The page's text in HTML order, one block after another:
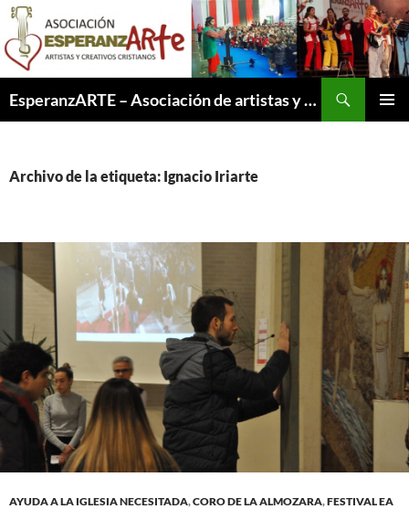
Saltar
contenido
EsperanzARTE – Asociación de artistas y creativos cristianos
Archivo de la etiqueta: Ignacio Iriarte
AYUDA A LA IGLESIA NECESITADA,CORO DE LA ALMOZARA,FESTIVAL EA